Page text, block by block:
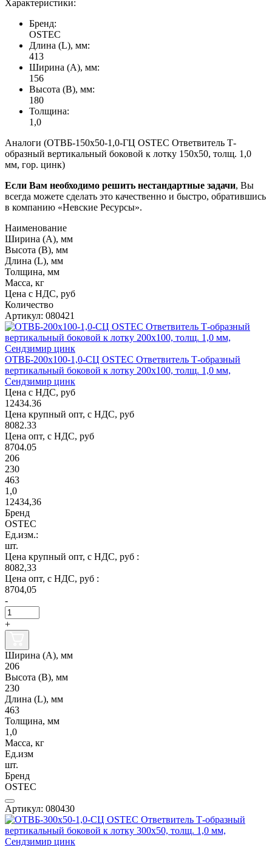
Характеристики:
Бренд:
OSTEC
Длина (L), мм:
413
Ширина (А), мм:
156
Высота (В), мм:
180
Толщина:
1,0
Аналоги (ОТВБ-150х50-1,0-ГЦ OSTEC Ответвитель Т-
образный вертикальный боковой к лотку 150х50, толщ. 1,0
мм, гор. цинк)
Если Вам необходимо решить нестандартные задачи, Вы
всегда можете сделать это качественно и быстро, обратившись
в компанию «Невские Ресурсы».
Наименование
Ширина (А), мм
Высота (В), мм
Длина (L), мм
Толщина, мм
Масса, кг
Цена с НДС, руб
Количество
Артикул: 080421
ОТВБ-200х100-1,0-СЦ OSTEC Ответвитель Т-образный
вертикальный боковой к лотку 200х100, толщ. 1,0 мм,
Сендзимир цинк
Цена с НДС, руб
12434.36
Цена крупный опт, с НДС, руб
8082.33
Цена опт, с НДС, руб
8704.05
206
230
463
1,0
12434,36
Бренд
OSTEC
Ед.изм.:
шт.
Цена крупный опт, с НДС, руб :
8082,33
Цена опт, с НДС, руб :
8704,05
-
+
Ширина (А), мм
206
Высота (В), мм
230
Длина (L), мм
463
Толщина, мм
1,0
Масса, кг
Ед.изм
шт.
Бренд
OSTEC
Артикул: 080430